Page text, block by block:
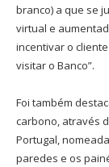
branco) a que se
virtual e
incentivar o
visitar o Banco”.
Foi também
carbono, através
Portugal,
paredes e os